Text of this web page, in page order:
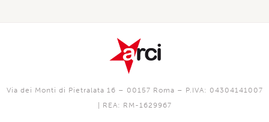
Via dei Monti di Pietralata 16 – 00157 Roma – P.IVA: 04304141007
| REA: RM-1629967